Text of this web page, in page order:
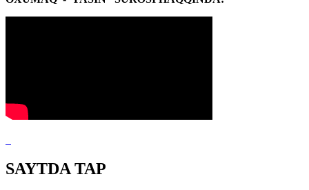
SAYTDA TAP